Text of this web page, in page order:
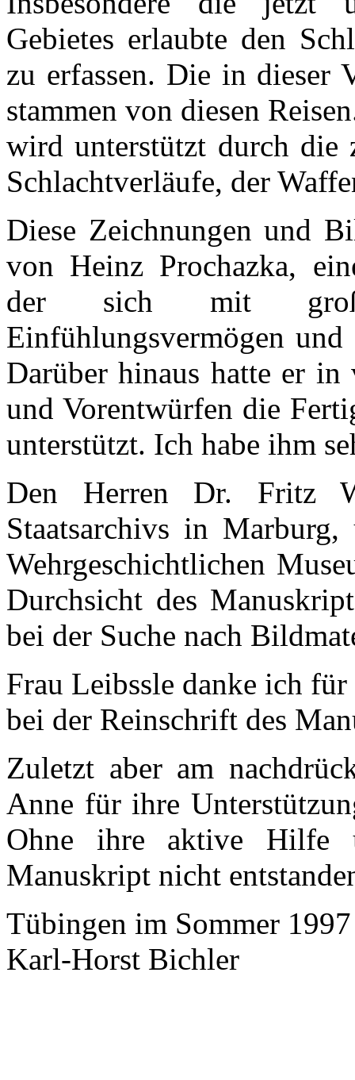
Gebietes erlaubte den
zu erfassen. Die in dieser
stammen von diesen
wird unterstützt durch die
Schlachtverläufe, der
Diese Zeichnungen und
von Heinz Prochazka,
der sich mit
Einfühlungsvermögen und
Darüber hinaus hatte er in
und Vorentwürfen die
unterstützt. Ich habe ihm
Den Herren Dr. Fritz
Staatsarchivs in
Wehrgeschichtlichen
Durchsicht des
bei der Suche nach
Frau Leibssle danke ich
bei der Reinschrift des
Zuletzt aber am
Anne für ihre
Ohne ihre aktive Hilfe
Manuskript nicht
Tübingen im Sommer 1997
Karl-Horst Bichler